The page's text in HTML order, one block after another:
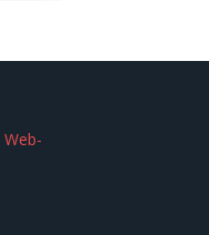
Web-